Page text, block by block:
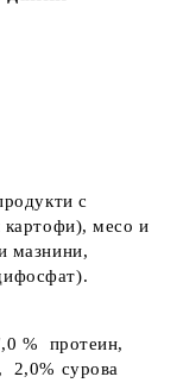
с
картофи), месо и
мазнини,
% протеин,
2,0% сурова